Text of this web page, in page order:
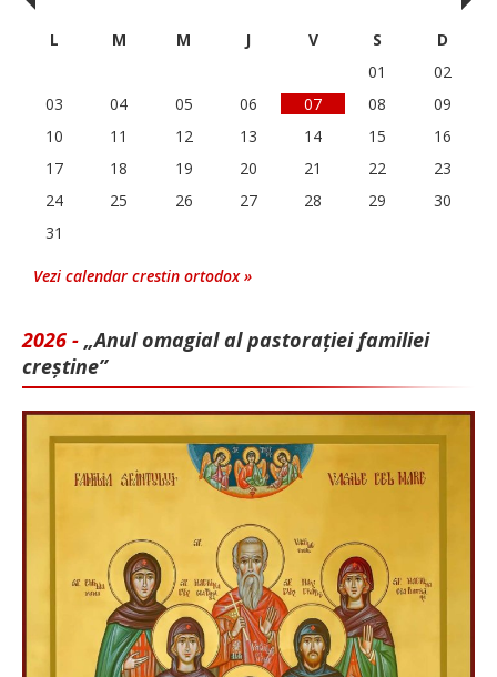
L M M J V S
D
01
02
03
04 05 06 07 08
09
10
11 12 13 14 15
16
17
18 19 20 21 22
23
24
25 26 27 28 29
30
31
Vezi calendar crestin ortodox »
2026 - „Anul omagial al pastorației familiei
creștine”